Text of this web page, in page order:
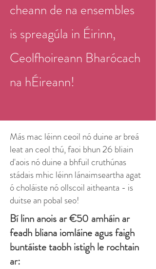
cheann de na ensembles
is spreagúla in Éirinn,
Ceolfhoireann Bharócach
na hÉireann!
Más mac léinn ceoil nó duine ar breá
leat an ceol thú, faoi bhun 26 bliain
d'aois nó duine a bhfuil cruthúnas
stádais mhic léinn lánaimseartha agat
ó choláiste nó ollscoil aitheanta - is
duitse an pobal seo!
Bí linn anois ar €50 amháin ar
feadh bliana iomláine agus faigh
buntáiste taobh istigh le rochtain
ar: